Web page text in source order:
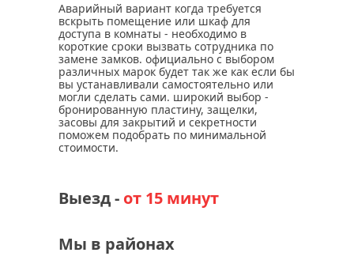
Аварийный вариант когда требуется
вскрыть помещение или шкаф для
доступа в комнаты - необходимо в
короткие сроки вызвать сотрудника по
замене замков. официально с выбором
различных марок будет так же как если бы
вы устанавливали самостоятельно или
могли сделать сами. широкий выбор -
бронированную пластину, защелки,
засовы для закрытий и секретности
поможем подобрать по минимальной
стоимости.
Выезд - от 15 минут
Мы в районах